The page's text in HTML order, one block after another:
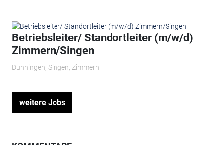
Betriebsleiter/ Standortleiter (m/w/d)
Zimmern/Singen
Dunningen, Singen, Zimmern
weitere Jobs